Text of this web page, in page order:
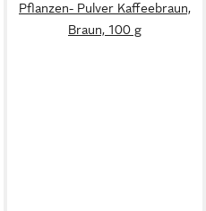
Pflanzen- Pulver Kaffeebraun,
Braun, 100 g